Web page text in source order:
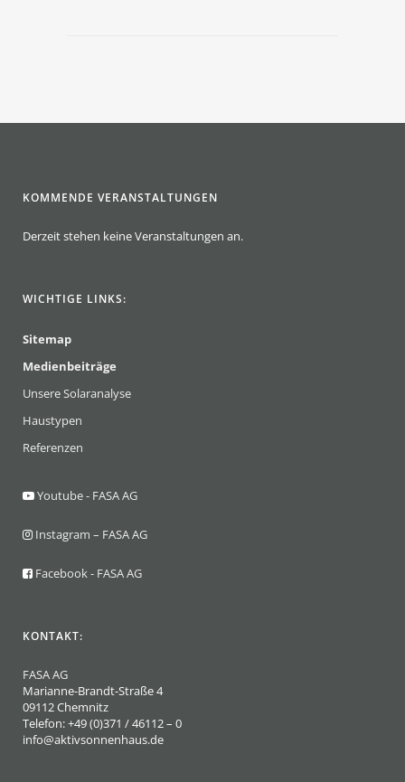
KOMMENDE VERANSTALTUNGEN
Derzeit stehen keine Veranstaltungen an.
WICHTIGE LINKS:
Sitemap
Medienbeiträge
Unsere Solaranalyse
Haustypen
Referenzen
Youtube - FASA AG
Instagram – FASA AG
Facebook - FASA AG
KONTAKT:
FASA AG
Marianne-Brandt-Straße 4
09112 Chemnitz
Telefon: +49 (0)371 / 46112 – 0
info@aktivsonnenhaus.de